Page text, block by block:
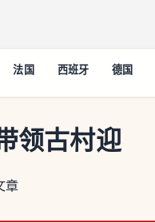
法国 西班牙 德国
领古村迎
章